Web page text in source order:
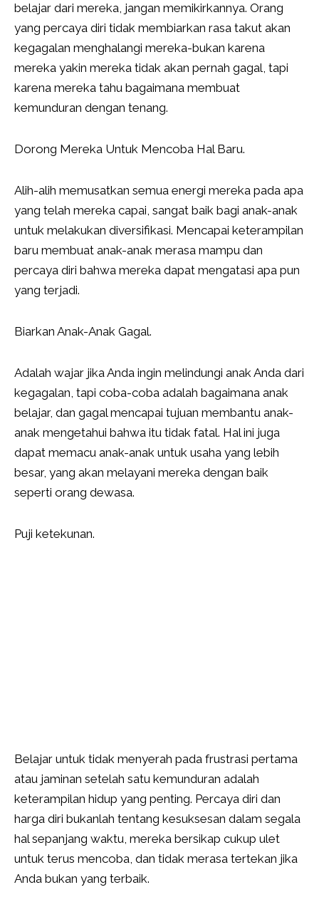
belajar dari mereka, jangan memikirkannya. Orang
yang percaya diri tidak membiarkan rasa takut akan
kegagalan menghalangi mereka-bukan karena
mereka yakin mereka tidak akan pernah gagal, tapi
karena mereka tahu bagaimana membuat
kemunduran dengan tenang.
Dorong Mereka Untuk Mencoba Hal Baru.
Alih-alih memusatkan semua energi mereka pada apa
yang telah mereka capai, sangat baik bagi anak-anak
untuk melakukan diversifikasi. Mencapai keterampilan
baru membuat anak-anak merasa mampu dan
percaya diri bahwa mereka dapat mengatasi apa pun
yang terjadi.
Biarkan Anak-Anak Gagal.
Adalah wajar jika Anda ingin melindungi anak Anda dari
kegagalan, tapi coba-coba adalah bagaimana anak
belajar, dan gagal mencapai tujuan membantu anak-
anak mengetahui bahwa itu tidak fatal. Hal ini juga
dapat memacu anak-anak untuk usaha yang lebih
besar, yang akan melayani mereka dengan baik
seperti orang dewasa.
Puji ketekunan.
Belajar untuk tidak menyerah pada frustrasi pertama
atau jaminan setelah satu kemunduran adalah
keterampilan hidup yang penting. Percaya diri dan
harga diri bukanlah tentang kesuksesan dalam segala
hal sepanjang waktu, mereka bersikap cukup ulet
untuk terus mencoba, dan tidak merasa tertekan jika
Anda bukan yang terbaik.